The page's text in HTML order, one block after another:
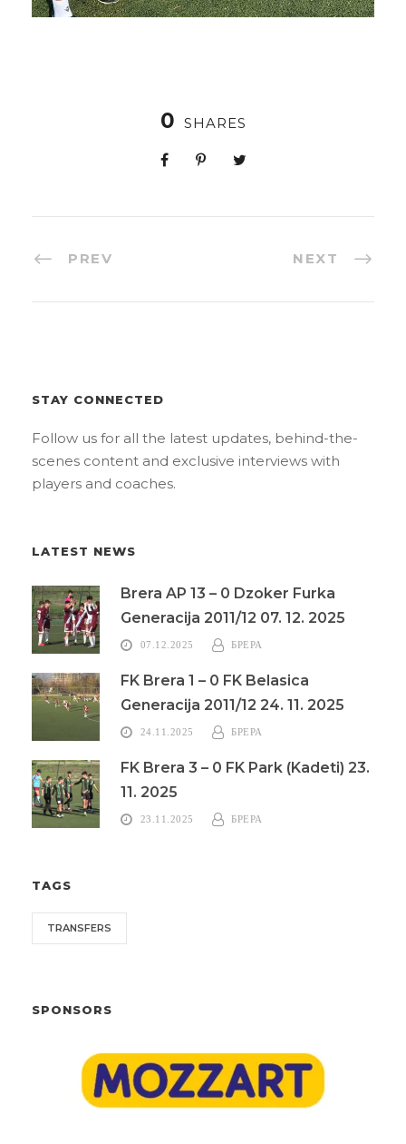
0 SHARES
PREV NEXT
STAY CONNECTED
Follow us for all the latest updates, behind-the-
scenes content and exclusive interviews with
players and coaches.
LATEST NEWS
Brera AP 13 – 0 Dzoker Furka
Generacija 2011/12 07. 12. 2025
07.12.2025 БРЕРА
FK Brera 1 – 0 FK Belasica
Generacija 2011/12 24. 11. 2025
24.11.2025 БРЕРА
FK Brera 3 – 0 FK Park (Kadeti) 23.
11. 2025
23.11.2025 БРЕРА
TAGS
TRANSFERS
SPONSORS